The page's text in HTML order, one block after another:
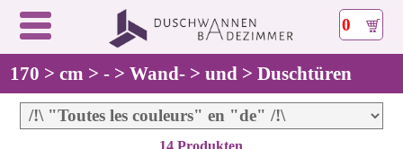
0
170 > cm > - > Wand- > und > Duschtüren
14 Produkten